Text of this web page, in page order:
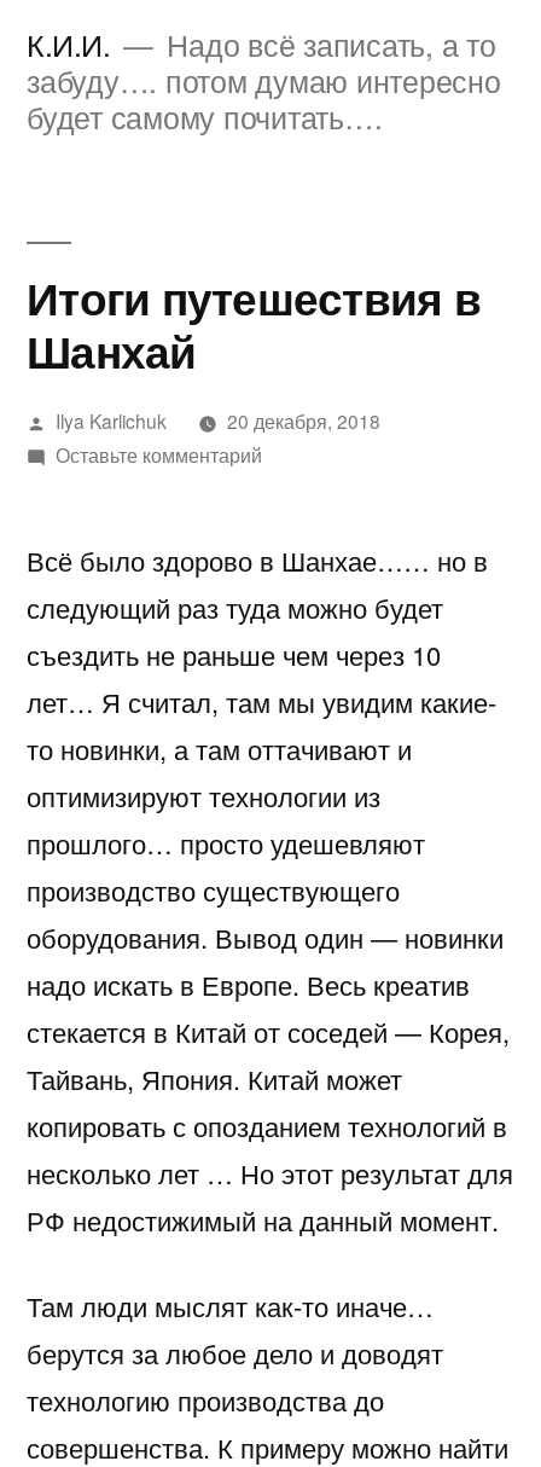
содержимому
К.И.И.
Надо всё записать, а то
забуду…. потом думаю интересно
будет самому почитать….
Итоги путешествия в
Шанхай
Написано
автором
Ilya Karlichuk
20 декабря, 2018
Оставьте комментарийк
в
Всё было здорово в Шанхае…… но в
следующий раз туда можно будет
съездить не раньше чем через 10
лет… Я считал, там мы увидим какие-
то новинки, а там оттачивают и
оптимизируют технологии из
прошлого… просто удешевляют
производство существующего
оборудования. Вывод один — новинки
надо искать в Европе. Весь креатив
стекается в Китай от соседей — Корея,
Тайвань, Япония. Китай может
копировать с опозданием технологий в
несколько лет … Но этот результат для
РФ недостижимый на данный момент.
Там люди мыслят как-то иначе…
берутся за любое дело и доводят
технологию производства до
совершенства. К примеру можно найти